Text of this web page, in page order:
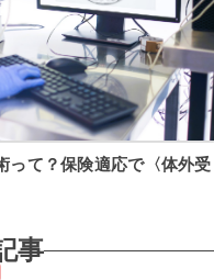
って？保険適応で〈体外受
事